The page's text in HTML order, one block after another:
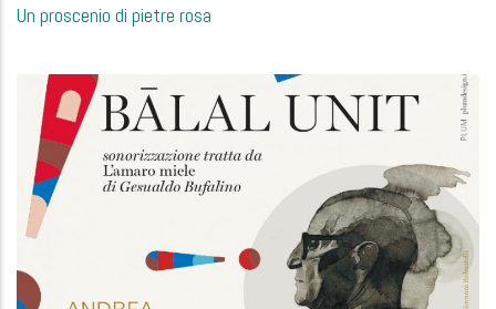
Un proscenio di pietre rosa